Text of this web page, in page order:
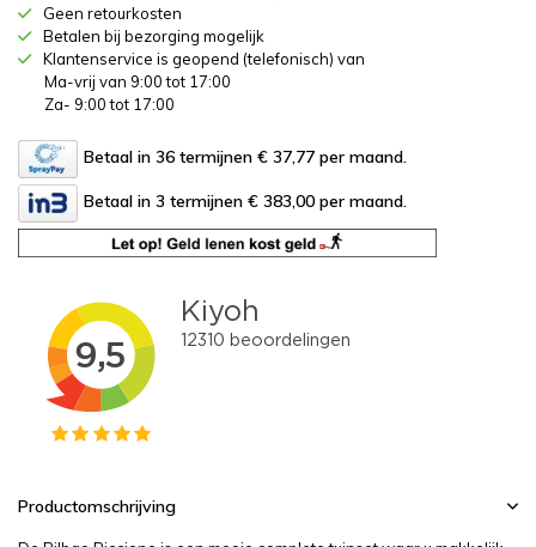
Geen retourkosten
Betalen bij bezorging mogelijk
Klantenservice is geopend (telefonisch) van
Ma-vrij van 9:00 tot 17:00
Za- 9:00 tot 17:00
Betaal in 36 termijnen € 37,77 per maand.
Betaal in 3 termijnen € 383,00 per maand.
Productomschrijving